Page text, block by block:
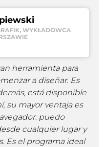
WYKŁADOWCA
herramienta para
a diseñar. Es
está disponible
su mayor ventaja es
puedo
cualquier lugar y
Es el programa ideal